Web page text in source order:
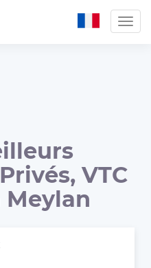
VTC
Meylan